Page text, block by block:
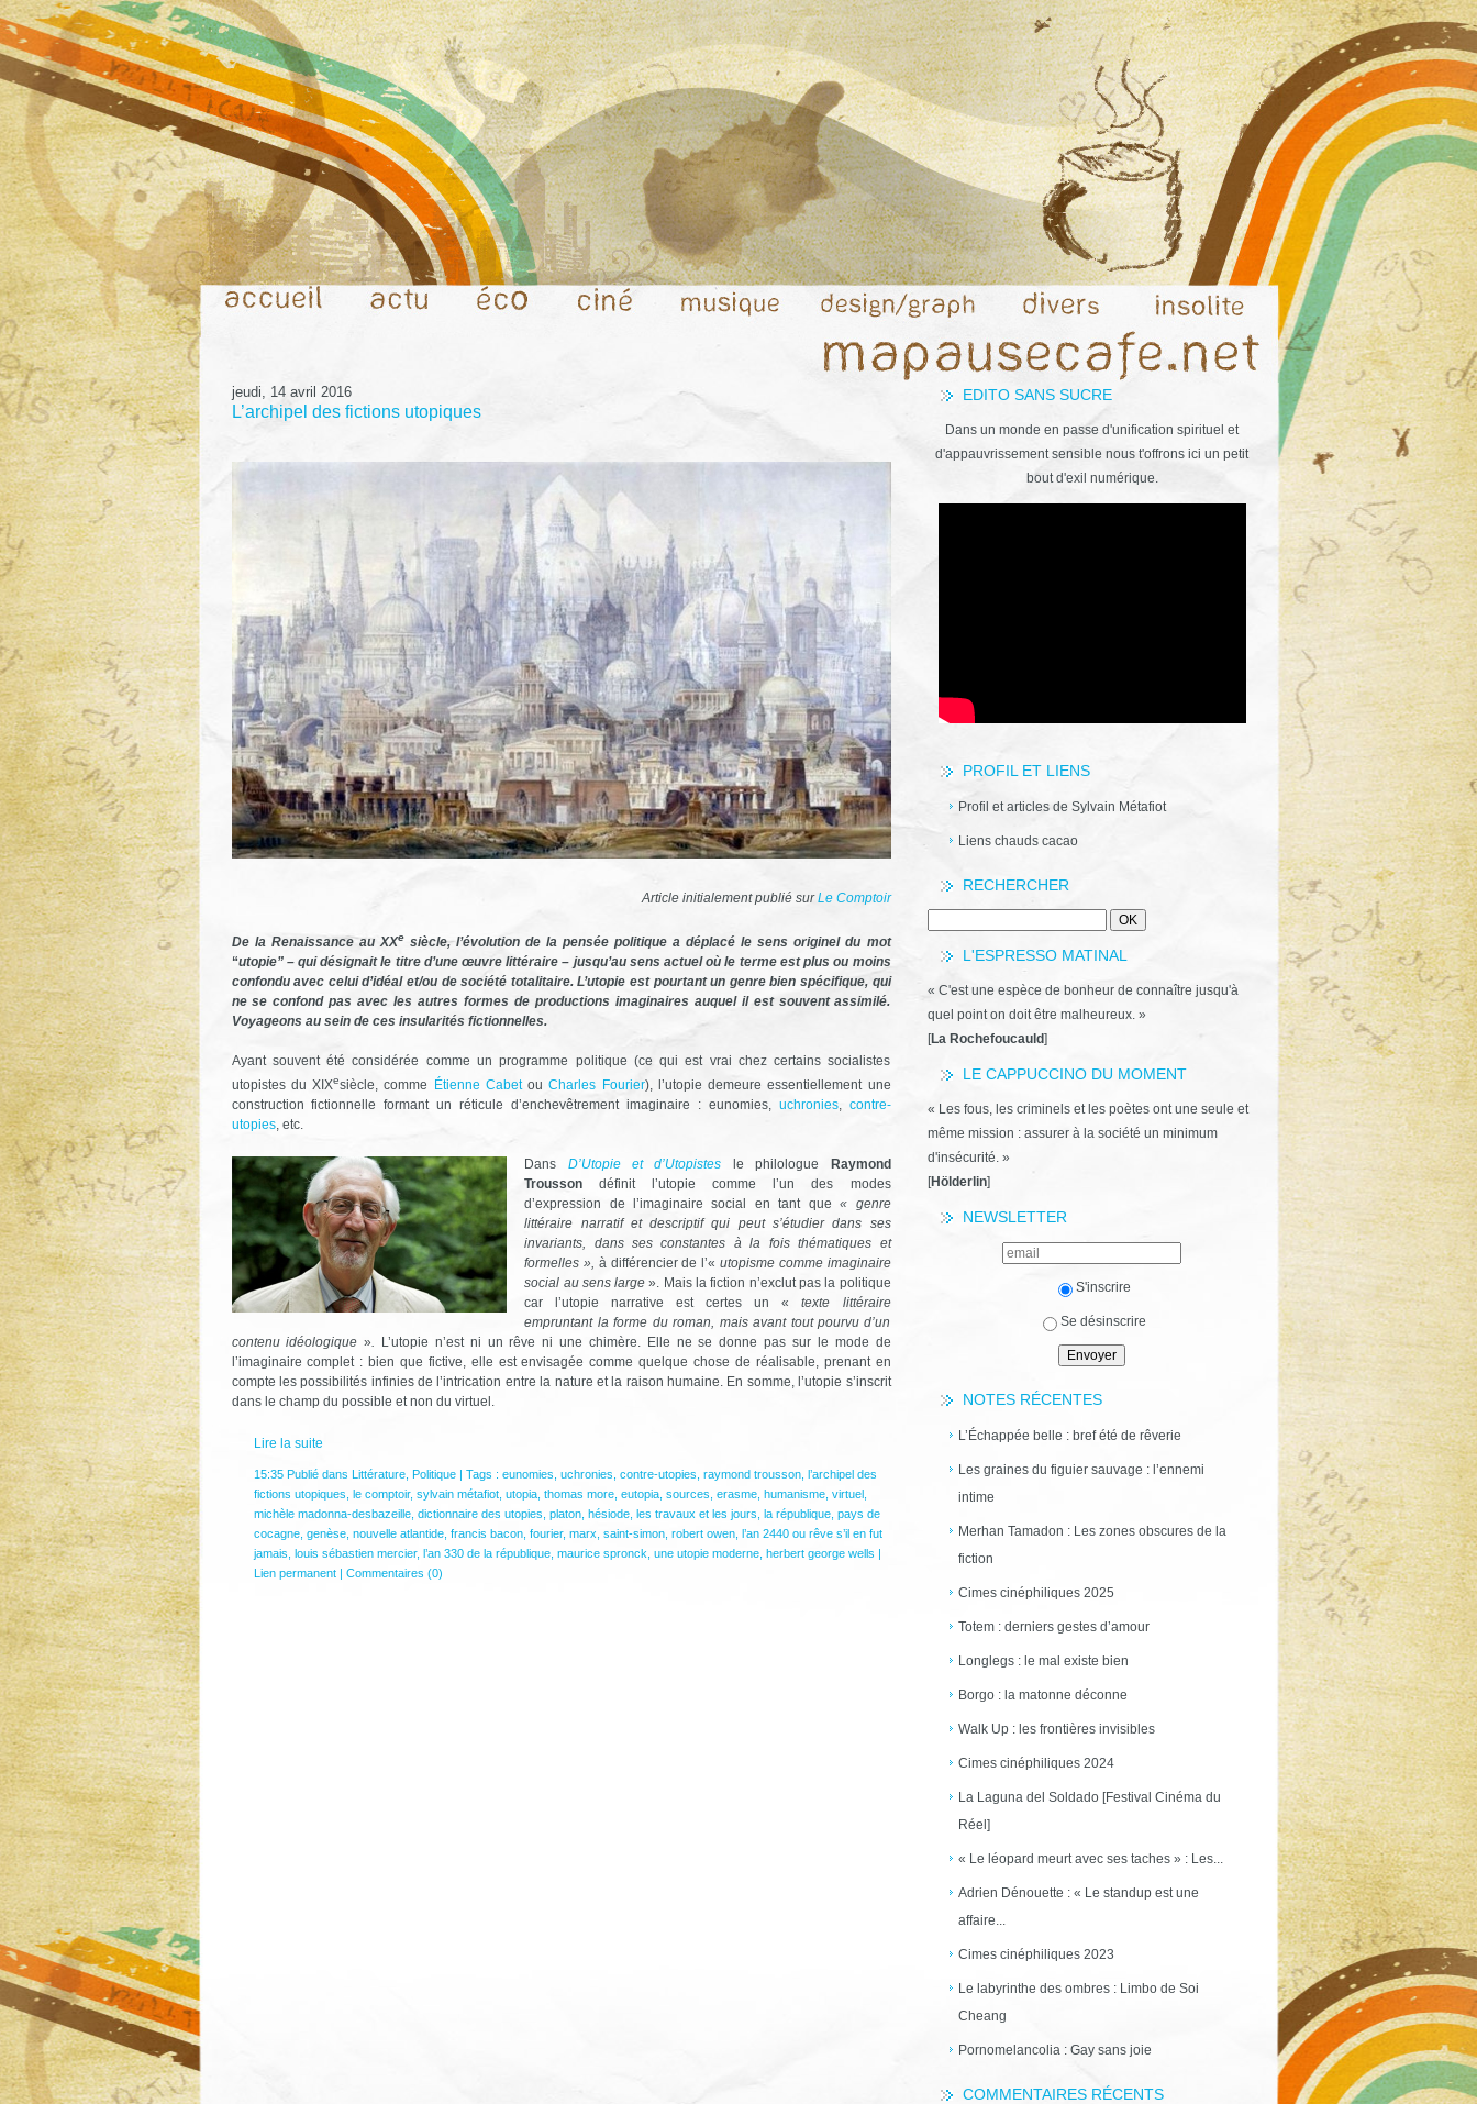
EDITO SANS SUCRE
Dans un monde en passe d'unification spirituel et
d'appauvrissement sensible nous t'offrons ici un petit
bout d'exil numérique.
PROFIL ET LIENS
Profil et articles de Sylvain Métafiot
Liens chauds cacao
RECHERCHER
L'ESPRESSO MATINAL
« C'est une espèce de bonheur de connaître jusqu'à
quel point on doit être malheureux. »
[La Rochefoucauld]
LE CAPPUCCINO DU MOMENT
« Les fous, les criminels et les poètes ont une seule et
même mission : assurer à la société un minimum
d'insécurité. »
[Hölderlin]
NEWSLETTER
S'inscrire
Se désinscrire
NOTES RÉCENTES
L’Échappée belle : bref été de rêverie
Les graines du figuier sauvage : l’ennemi
intime
Merhan Tamadon : Les zones obscures de la
fiction
Cimes cinéphiliques 2025
Totem : derniers gestes d’amour
Longlegs : le mal existe bien
Borgo : la matonne déconne
Walk Up : les frontières invisibles
Cimes cinéphiliques 2024
La Laguna del Soldado [Festival Cinéma du
Réel]
« Le léopard meurt avec ses taches » : Les...
Adrien Dénouette : « Le standup est une
affaire...
Cimes cinéphiliques 2023
Le labyrinthe des ombres : Limbo de Soi
Cheang
Pornomelancolia : Gay sans joie
COMMENTAIRES RÉCENTS
jeudi, 14 avril 2016
L’archipel des fictions utopiques
Article initialement publié surLe Comptoir
De la Renaissance au XXesiècle, l’évolution de la pensée politique a déplacé le sens originel du mot
“utopie”– qui désignait le titre d’une œuvre littéraire – jusqu’au sens actuel où le terme est plus ou moins
confondu avec celui d’idéal et/ou de société totalitaire. L’utopie est pourtant un genre bien spécifique, qui
ne se confond pas avec les autres formes de productions imaginaires auquel il est souvent assimilé.
Voyageons au sein de ces insularités fictionnelles.
Ayant souvent été considérée comme un programme politique (ce qui est vrai chez certains socialistes
utopistes du XIXesiècle, comme Étienne CabetouCharles Fourier), l’utopie demeure essentiellement une
construction fictionnelle formant un réticule d’enchevêtrement imaginaire : eunomies, uchronies, contre-
utopies, etc.
Dans D’Utopie et d’Utopistes le philologue Raymond
Trousson définit l’utopie comme l’un des modes
d’expression de l’imaginaire social en tant que« genre
littéraire narratif et descriptif qui peut s’étudier dans ses
invariants, dans ses constantes à la fois thématiques et
formelles », à différencier de l’« utopisme comme imaginaire
social au sens large». Mais la fiction n’exclut pas la politique
car l’utopie narrative est certes un «texte littéraire
empruntant la forme du roman, mais avant tout pourvu d’un
contenu idéologique»
L’utopie n’est ni un rêve ni une chimère. Elle ne se donne pas sur le mode de
l’imaginaire complet : bien que fictive, elle est envisagée comme quelque chose de réalisable, prenant en
compte les possibilités infinies de l’intrication entre la nature et la raison humaine. En somme, l’utopie s’inscrit
dans le champ du possible et non du virtuel.
Lire la suite
15:35 Publié dans Littérature, Politique| Tags : eunomies uchronies contre-utopies raymond trousson, l’archipel des
fictions utopiques le comptoir, sylvain métafiot, utopia, thomas more, eutopia, sources erasme, humanisme, virtuel,
michèle madonna-desbazeille, dictionnaire des utopies platon, hésiode, les travaux et les jours la république, pays de
cocagne, genèse, nouvelle atlantide, francis bacon, fourier, marx saint-simon, robert owen, l’an 2440 ou rêve s’il en fut
jamais louis sébastien mercier, l’an 330 de la république, maurice spronck une utopie moderne, herbert george wells |
Lien permanent| Commentaires (0)